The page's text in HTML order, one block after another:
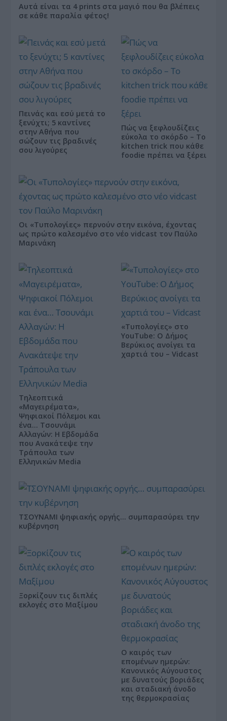
Αυτά είναι τα 4 prints στα μαγιό που θα βλέπεις
σε κάθε παραλία φέτος!
Πεινάς και εσύ μετά το
ξενύχτι; 5 καντίνες
στην Αθήνα που
σώζουν τις βραδινές
σου λιγούρες
Πώς να ξεφλουδίζεις
εύκολα το σκόρδο – Το
kitchen trick που κάθε
foodie πρέπει να ξέρει
Οι «Τυπολογίες» περνούν στην εικόνα, έχοντας
ως πρώτο καλεσμένο στο νέο vidcast τον Παύλο
Μαρινάκη
Τηλεοπτικά
«Μαγειρέματα»,
Ψηφιακοί Πόλεμοι και
ένα… Τσουνάμι
Αλλαγών: Η Εβδομάδα
που Ανακάτεψε την
Τράπουλα των
Ελληνικών Media
«Τυπολογίες» στο
YouTube: Ο Δήμος
Βερύκιος ανοίγει τα
χαρτιά του – Vidcast
ΤΣΟΥΝΑΜΙ ψηφιακής οργής… συμπαρασύρει την
κυβέρνηση
Ξορκίζουν τις διπλές
εκλογές στο Μαξίμου
Ο καιρός των
επομένων ημερών:
Κανονικός Αύγουστος
με δυνατούς βοριάδες
και σταδιακή άνοδο
της θερμοκρασίας